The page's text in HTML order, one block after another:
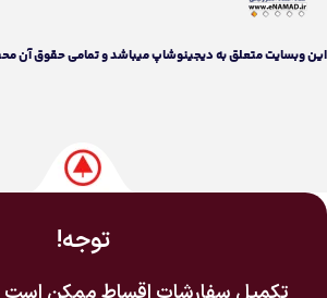
اين وبسايت متعلق به دیجینوشاپ ميباشد و تمامی حقوق آن
توجه!